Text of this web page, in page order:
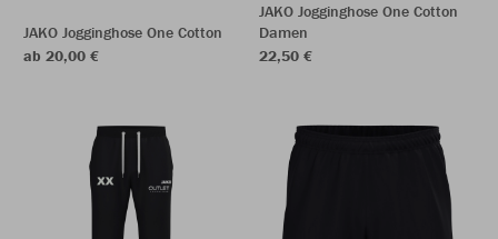
JAKO Jogginghose One Cotton
ab 20,00 €
JAKO Jogginghose One Cotton
Damen
22,50 €